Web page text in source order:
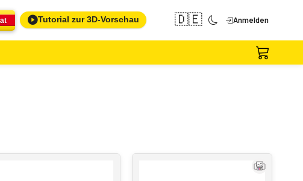
Tutorial zur 3D-Vorschau 🇩🇪 Anmelden